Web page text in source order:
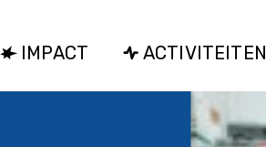
IMPACT ACTIVITEITEN